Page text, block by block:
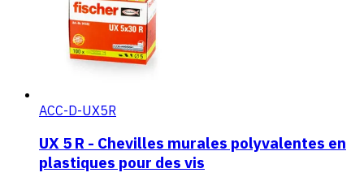
ACC-D-UX5R
UX 5 R - Chevilles murales polyvalentes en
plastiques pour des vis